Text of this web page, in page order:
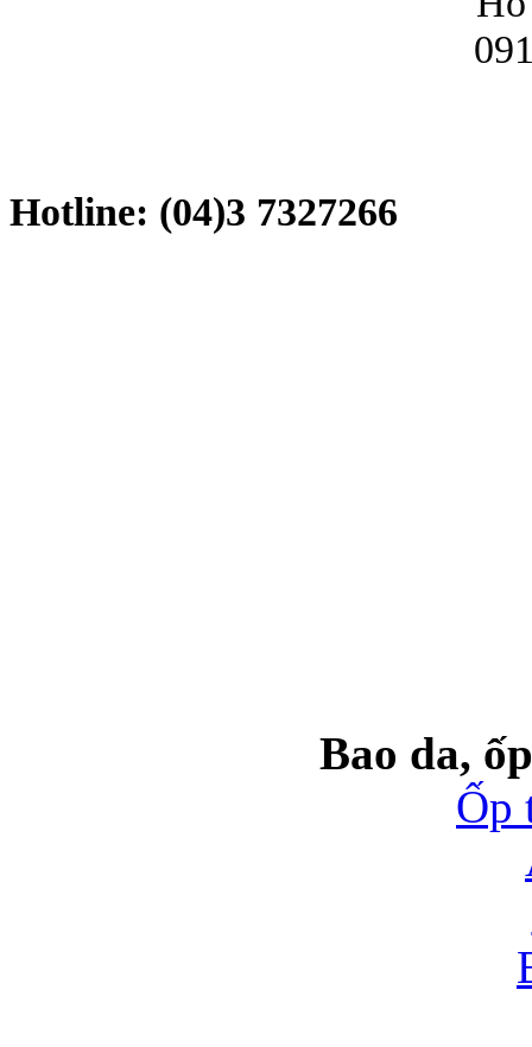
Hotline: (04)3 7327266
Bao da,
Ốp